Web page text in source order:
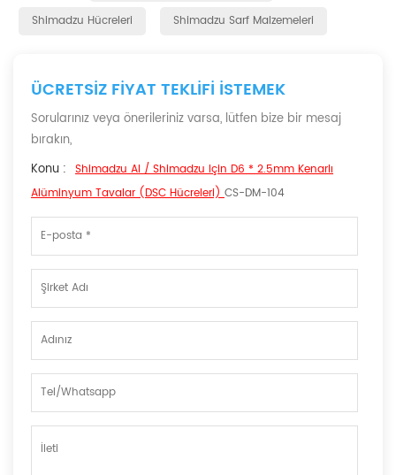
Shimadzu Hücreleri Shimadzu Sarf Malzemeleri
ÜCRETSIZ FIYAT TEKLIFI ISTEMEK
Sorularınız veya önerileriniz varsa, lütfen bize bir mesaj
bırakın,
Konu : Shimadzu Al / Shimadzu Için D6 * 2.5mm Kenarlı
Alüminyum Tavalar (DSC Hücreleri)CS-DM-104